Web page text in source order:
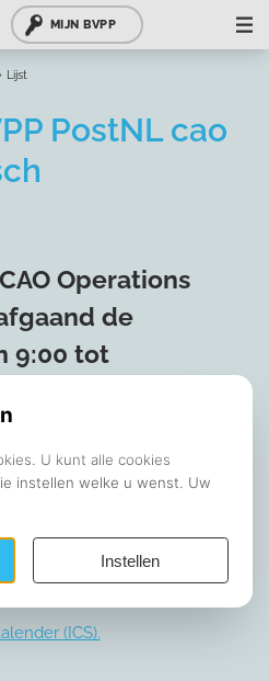
MIJN BVPP
Lijst
PostNL cao
Operations
de
9:00 tot
moment kunnen
met vragen o.i.d.
09:00 tot 14:00 uur
(ICS).